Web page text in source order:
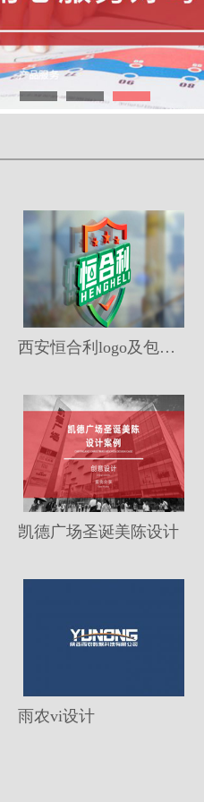
西安恒合利logo及包装设计
凯德广场圣诞美陈设计
雨农vi设计